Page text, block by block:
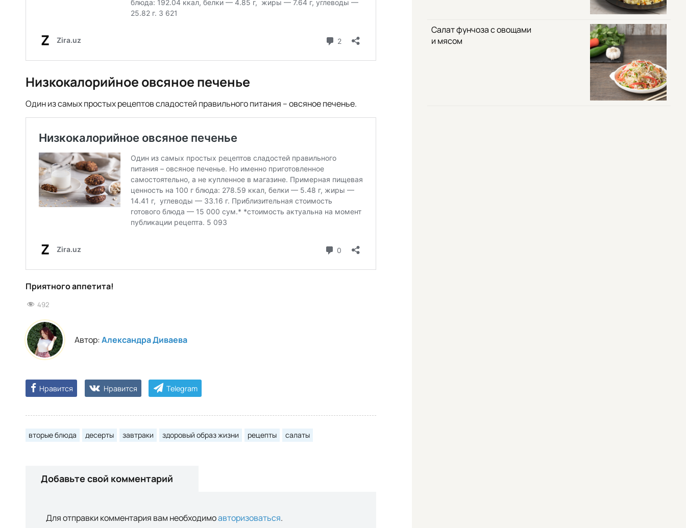
Низкокалорийное овсяное печенье
Один из самых простых рецептов сладостей правильного питания – овсяное печенье.
Приятного аппетита!
492
Автор:Александра Диваева
Нравится Нравится Telegram
вторые блюда десерты завтраки здоровый образ жизни рецепты салаты
Добавьте свой комментарий
Для отправки комментария вам необходимоавторизоваться.
Салат фунчоза с овощами
и мясом